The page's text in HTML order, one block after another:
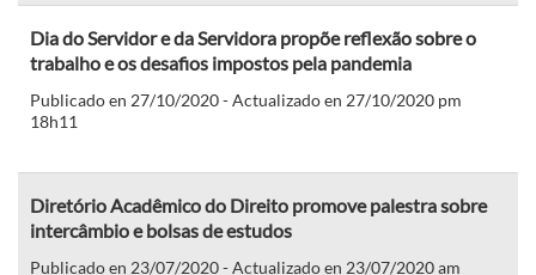
Dia do Servidor e da Servidora propõe reflexão sobre o
trabalho e os desafios impostos pela pandemia
Publicado en 27/10/2020 - Actualizado en 27/10/2020 pm
18h11
Diretório Acadêmico do Direito promove palestra sobre
intercâmbio e bolsas de estudos
Publicado en 23/07/2020 - Actualizado en 23/07/2020 am